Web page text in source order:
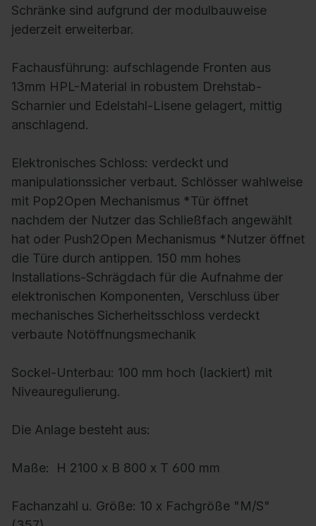
Schränke sind aufgrund der modulbauweise
jederzeit erweiterbar.
Fachausführung: aufschlagende Fronten aus
13mm HPL-Material in robustem Drehstab-
Scharnier und Edelstahl-Lisene gelagert, mittig
anschlagend.
Elektronisches Schloss: verdeckt und
manipulationssicher verbaut. Schlösser wahlweise
mit Pop2Open Mechanismus *Tür öffnet
nachdem der Nutzer das Schließfach angewählt
hat oder Push2Open Mechanismus *Nutzer öffnet
die Türe durch antippen. 150 mm hohes
Installations-Schrägdach für die Aufnahme der
elektronischen Komponenten, Verschluss über
mechanisches Sicherheitsschloss verdeckt
verbaute Notöffnungsmechanik
Sockel-Unterbau: 100 mm hoch (lackiert) mit
Niveauregulierung.
Die Anlage besteht aus:
Maße: H 2100 x B 800 x T 600 mm
Fachanzahl u. Größe: 10 x Fachgröße "M/S"